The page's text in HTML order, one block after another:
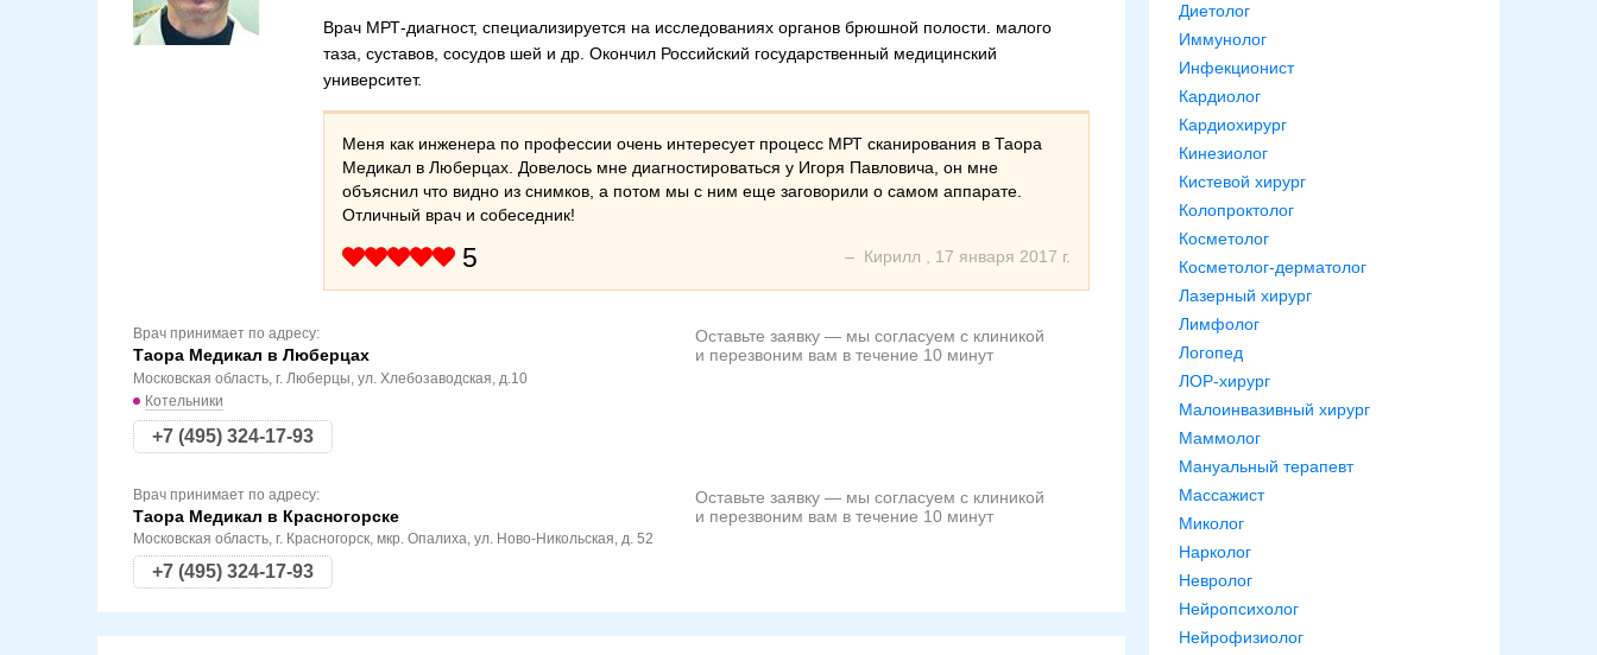
Врач МРТ-диагност, специализируется на исследованиях органов брюшной полости. малого
таза, суставов, сосудов шей и др. Окончил Российский государственный медицинский
университет.
Меня как инженера по профессии очень интересует процесс МРТ сканирования в Таора
Медикал в Люберцах. Довелось мне диагностироваться у Игоря Павловича, он мне
объяснил что видно из снимков, а потом мы с ним еще заговорили о самом аппарате.
Отличный врач и собеседник!
5 – Кирилл 17 января 2017 г.
Врач принимает по адресу:
Таора Медикал в Люберцах
Московская область, г. Люберцы, ул. Хлебозаводская, д.10
Котельники
+7 (495) 324-17-93
Оставьте заявку — мы согласуем с клиникой
и перезвоним вам в течение 10 минут
Врач принимает по адресу:
Таора Медикал в Красногорске
Московская область, г. Красногорск, мкр. Опалиха, ул. Ново-Никольская, д. 52
+7 (495) 324-17-93
Оставьте заявку — мы согласуем с клиникой
и перезвоним вам в течение 10 минут
Диетолог
Иммунолог
Инфекционист
Кардиолог
Кардиохирург
Кинезиолог
Кистевой хирург
Колопроктолог
Косметолог
Косметолог-дерматолог
Лазерный хирург
Лимфолог
Логопед
ЛОР-хирург
Малоинвазивный хирург
Маммолог
Мануальный терапевт
Массажист
Миколог
Нарколог
Невролог
Нейропсихолог
Нейрофизиолог